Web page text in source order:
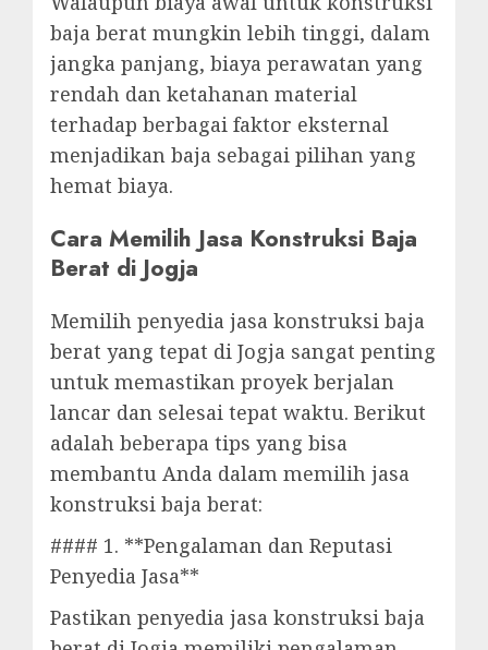
baja berat mungkin lebih tinggi, dalam
jangka panjang, biaya perawatan yang
rendah dan ketahanan material
terhadap berbagai faktor eksternal
menjadikan baja sebagai pilihan yang
hemat biaya.
Cara Memilih Jasa Konstruksi Baja
Berat di Jogja
Memilih penyedia jasa konstruksi baja
berat yang tepat di Jogja sangat penting
untuk memastikan proyek berjalan
lancar dan selesai tepat waktu. Berikut
adalah beberapa tips yang bisa
membantu Anda dalam memilih jasa
konstruksi baja berat:
#### 1. **Pengalaman dan Reputasi
Penyedia Jasa**
Pastikan penyedia jasa konstruksi baja